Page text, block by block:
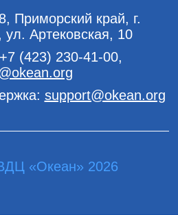
Приморский край, г.
ул. Артековская, 10
+7 (423) 230-41-00,
support@okean.org
«Океан» 2026